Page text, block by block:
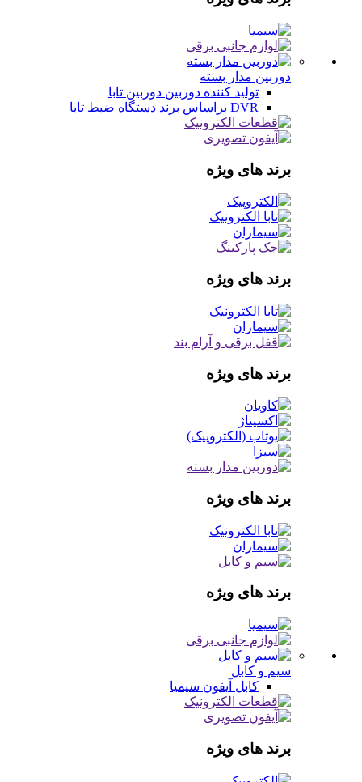
دوربین مدار بسته
تولید کننده دوربین دوربین تابا
DVR براساس برند
دستگاه ضبط تابا
برند های ویژه
برند های ویژه
برند های ویژه
برند های ویژه
برند های ویژه
سیم و کابل
کابل آیفون سیمیا
برند های ویژه